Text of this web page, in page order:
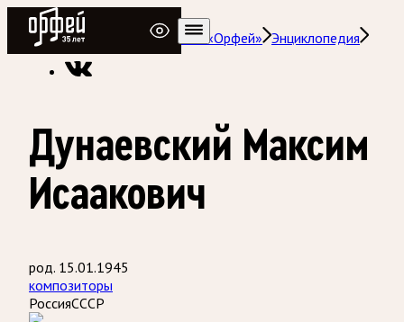
Радио Орфей
Радио классической музыки «Орфей» Энциклопедия
Дунаевский Максим
Исаакович
род. 15.01.1945
композиторы
РоссияСССР